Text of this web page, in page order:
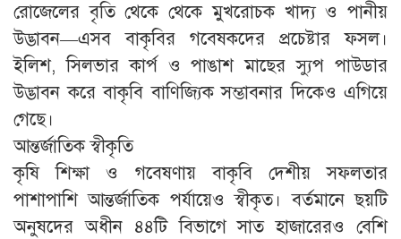
রোজেলের বৃতি থেকে থেকে মুখরোচক খাদ্য ও পানীয়
উদ্ভাবন—এসব বাকৃবির গবেষকদের প্রচেষ্টার ফসল।
ইলিশ, সিলভার কার্প ও পাঙাশ মাছের স্যুপ পাউডার
উদ্ভাবন করে বাকৃবি বাণিজ্যিক সম্ভাবনার দিকেও এগিয়ে
গেছে।
আন্তর্জাতিক স্বীকৃতি
কৃষি শিক্ষা ও গবেষণায় বাকৃবি দেশীয় সফলতার
পাশাপাশি আন্তর্জাতিক পর্যায়েও স্বীকৃত। বর্তমানে ছয়টি
অনুষদের অধীন ৪৪টি বিভাগে সাত হাজারেরও বেশি